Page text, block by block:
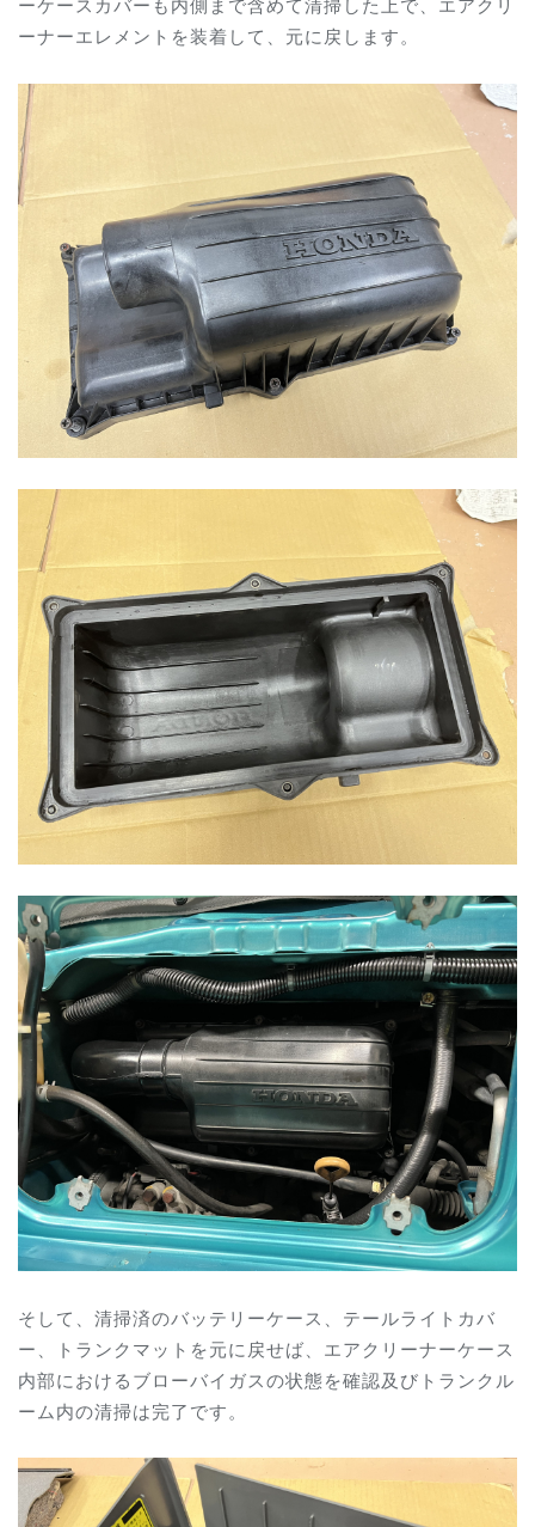
ーナーエレメントを装着して、元に戻します。
そして、清掃済のバッテリーケース、テールライトカバ
ー、トランクマットを元に戻せば、エアクリーナーケース
内部におけるブローバイガスの状態を確認及びトランクル
ーム内の清掃は完了です。